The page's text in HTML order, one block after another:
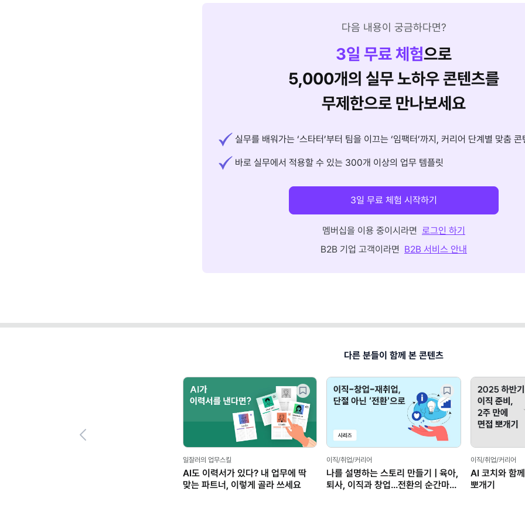
다음 내용이 궁금하다면?
3일 무료 체험으로
5,000개의 실무 노하우 콘텐츠를
무제한으로 만나보세요
실무를 배워가는 ‘스타터’부터 팀을 이끄는 ‘임팩터’까지, 커리어 단계별 맞춤 콘
바로 실무에서 적용할 수 있는 300개 이상의 업무 템플릿
3일 무료 체험 시작하기
멤버십을 이용 중이시라면 로그인 하기
B2B 기업 고객이라면 B2B 서비스 안내
다른 분들이 함께 본 콘텐츠
일잘러의 업무스킬
AI도 이력서가 있다? 내 업무에 딱
맞는 파트너, 이렇게 골라 쓰세요
이직/취업/커리어
나를 설명하는 스토리 만들기 | 육아,
퇴사, 이직과 창업…전환의 순간마다
이직/취업/커리어
AI 코치와 함
뽀개기